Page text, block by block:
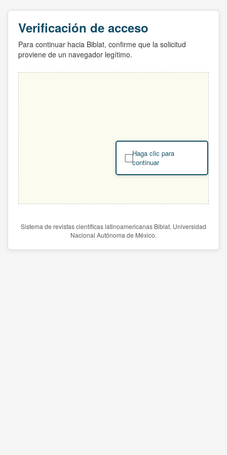
Verificación de acceso
Para continuar hacia Biblat, confirme que la solicitud
proviene de un navegador legítimo.
Haga clic para
continuar
Sistema de revistas científicas latinoamericanas Biblat. Universidad
Nacional Autónoma de México.